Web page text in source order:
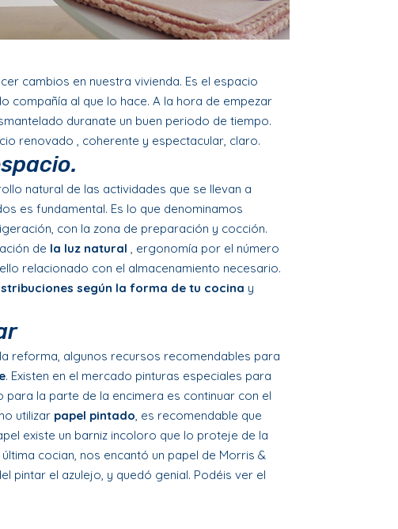
cambios en nuestra vivienda. Es el espacio
compañía al que lo hace. A la hora de empezar
duranate un buen periodo de tiempo.
renovado , coherente y espectacular, claro.
natural de las actividades que se llevan a
es fundamental. Es lo que denominamos
con la zona de preparación y cocción.
de la luz natural , ergonomía por el número
relacionado con el almacenamiento necesario.
según la forma de tu cocina y
reforma, algunos recursos recomendables para
. Existen en el mercado pinturas especiales para
la parte de la encimera es continuar con el
utilizar papel pintado, es recomendable que
existe un barniz incoloro que lo proteje de la
cocian, nos encantó un papel de Morris &
pintar el azulejo, y quedó genial. Podéis ver el